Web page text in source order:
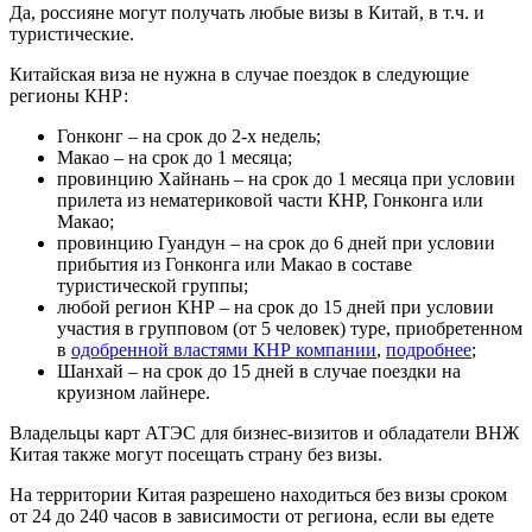
Да, россияне могут получать любые визы в Китай, в т.ч. и
туристические.
Китайская виза не нужна в случае поездок в следующие
регионы КНР:
Гонконг – на срок до 2-х недель;
Макао – на срок до 1 месяца;
провинцию Хайнань – на срок до 1 месяца при условии
прилета из нематериковой части КНР, Гонконга или
Макао;
провинцию Гуандун – на срок до 6 дней при условии
прибытия из Гонконга или Макао в составе
туристической группы;
любой регион КНР – на срок до 15 дней при условии
участия в групповом (от 5 человек) туре, приобретенном
в одобренной властями КНР компании, подробнее;
Шанхай – на срок до 15 дней в случае поездки на
круизном лайнере.
Владельцы карт АТЭС для бизнес-визитов и обладатели ВНЖ
Китая также могут посещать страну без визы.
На территории Китая разрешено находиться без визы сроком
от 24 до 240 часов в зависимости от региона, если вы едете